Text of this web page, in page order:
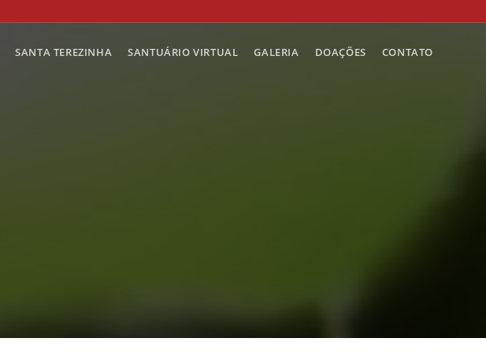
SANTA TEREZINHA SANTUÁRIO VIRTUAL GALERIA DOAÇÕES CONTATO